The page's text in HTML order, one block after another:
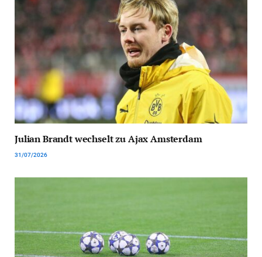
Julian Brandt wechselt zu Ajax Amsterdam
31/07/2026